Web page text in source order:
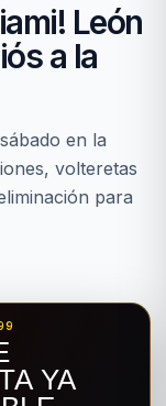
León
a la
en la
volteretas
para
YA